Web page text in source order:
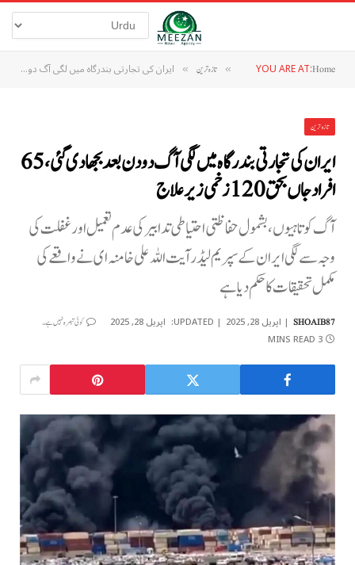
YOU ARE AT:Home
» تازہ ترین » ایران کی تجارتی بندرگاہ میں لگی آگ دو دن بعد بجھا دی گئی، 65 افراد جاں بحق 120 زخمی زیر علاج
تازہ ترین
ایران کی تجارتی بندرگاہ میں لگی آگ دو دن بعد بجھا دی گئی، 65
افراد جاں بحق 120 زخمی زیر علاج
آگ کوتاہیوں، بشمول حفاظتی احتیاطی تدابیر کی عدم تعمیل اور غفلت کی
وجہ سے لگی ایران کے سپریم لیڈر آیت اللہ علی خامنہ ای نے واقعے کی
مکمل تحقیقات کا حکم دیا ہے
SHOAIB87 اپریل 28, 2025 UPDATED: اپریل 28, 2025 کوئی تبصرہ نہیں ہے۔
3 MINS READ